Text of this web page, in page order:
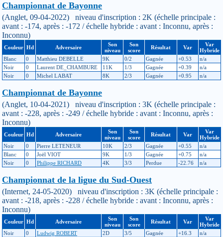
Championnat de Bayonne
(Anglet, 09-04-2022) niveau d'inscription : 2K (échelle principale :
avant : -174, après : -172 / échelle hybride : avant : Inconnu, après :
Inconnu)
Couleur Hd Adversaire
Son
niveau
Son
score
Résultat Var
Var
Hybride
Blanc
0 Matthieu DEBELLE 9K 0/2 Gagnée +0.53
n/a
Noir
0 Laurent DE_CHAMBURE 11K 1/3 Gagnée +0.39
n/a
Noir
0 Michel LABAT 8K 2/3 Gagnée +0.95 n/a
Championnat de Bayonne
(Anglet, 10-04-2021) niveau d'inscription : 3K (échelle principale :
avant : -228, après : -249 / échelle hybride : avant : Inconnu, après :
Inconnu)
Couleur Hd Adversaire
Son
niveau
Son
score
Résultat Var
Var
Hybride
Noir
0 Pierre LETENEUR 10K 2/3 Gagnée +0.55
n/a
Blanc
0 Joël VIOT 9K 1/3 Gagnée +0.75
n/a
Noir
0 Philippe RICHARD 4K 3/3 Perdue -22.76 n/a
Championnat de la ligue du Sud-Ouest
(Internet, 24-05-2020) niveau d'inscription : 3K (échelle principale :
avant : -218, après : -228 / échelle hybride : avant : Inconnu, après :
Inconnu)
Couleur Hd Adversaire
Son
niveau
Son
score
Résultat Var
Var
Hybride
Noir
0 Ludwig ROBERT 2D 3/5 Gagnée +16.3
n/a